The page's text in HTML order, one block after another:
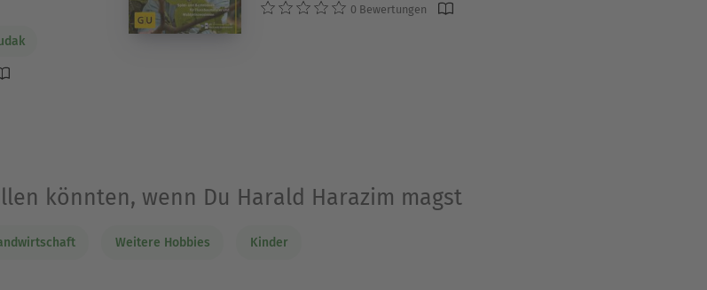
0 Bewertungen
könnten, wenn Du Harald Harazim magst
Weitere Hobbies Kinder